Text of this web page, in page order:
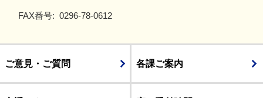
FAX番号: 0296-78-0612
ご意見・ご質問 各課ご案内